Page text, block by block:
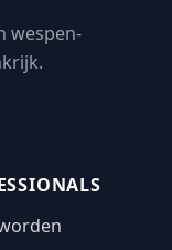
wespen-